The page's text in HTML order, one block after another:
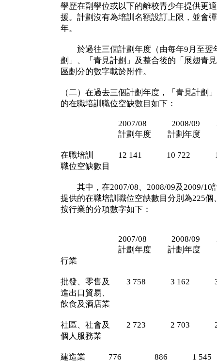
學歷在副學位或以下的離校青少年提供更
援。計劃沒有為培訓名額設訂上限，並會
年。
於過往三個計劃年度（由每年9月至翌
劃」、「青見計劃」及整合後的「展翅青
區劃分的數字載於附件。
（二）在過去三個計劃年度，「青見計劃
的在職培訓職位空缺數目如下：
2007/08 2008/09
計劃年度 計劃年度 計
在職培訓 12 141 10 722 12
職位空缺數目
其中，在2007/08、2008/09及2009/10
提供的在職培訓職位空缺數目分別為225個
按行業的分項數字如下：
2007/08 2008/09
計劃年度 計劃年度 計
行業
批發、零售及 3 758 3 162 3
進出口貿易、
飲食及酒店業
社區、社會及 2 723 2 703 2
個人服務業
建造業 776 886 1 545